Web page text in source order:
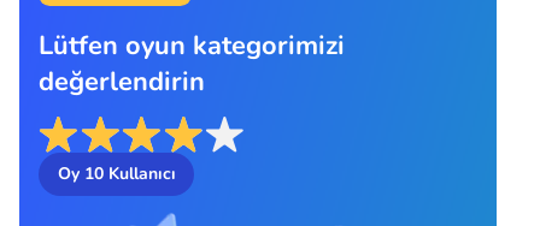
Lütfen oyun kategorimizi
değerlendirin
Oy 10Kullanıcı